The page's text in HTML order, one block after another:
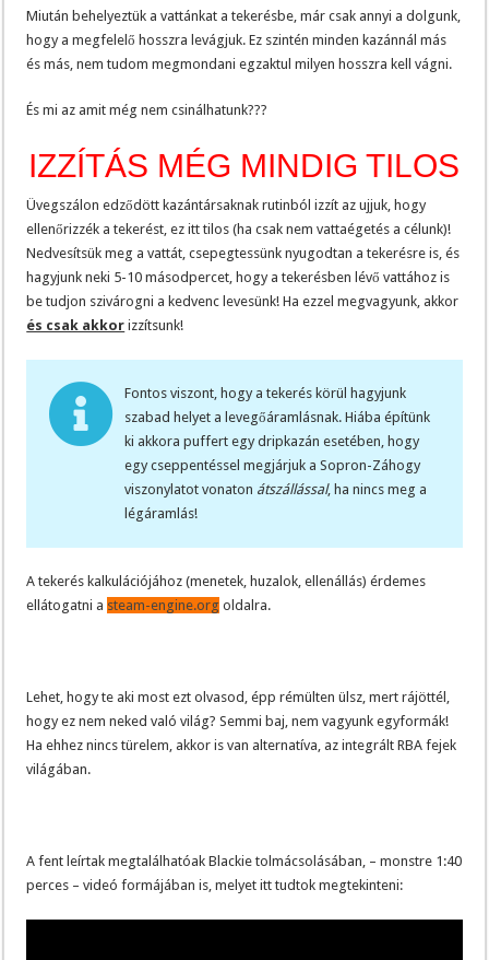
Miután behelyeztük a vattánkat a tekerésbe, már csak annyi a dolgunk,
hogy a megfelelő hosszra levágjuk. Ez szintén minden kazánnál más
és más, nem tudom megmondani egzaktul milyen hosszra kell vágni.
És mi az amit még nem csinálhatunk???
IZZÍTÁS MÉG MINDIG TILOS
Üvegszálon edződött kazántársaknak rutinból izzít az ujjuk, hogy
ellenőrizzék a tekerést, ez itt tilos (ha csak nem vattaégetés a célunk)!
Nedvesítsük meg a vattát, csepegtessünk nyugodtan a tekerésre is, és
hagyjunk neki 5-10 másodpercet, hogy a tekerésben lévő vattához is
be tudjon szivárogni a kedvenc levesünk! Ha ezzel megvagyunk, akkor
és csak akkor izzítsunk!
Fontos viszont, hogy a tekerés körül hagyjunk
szabad helyet a levegőáramlásnak. Hiába építünk
ki akkora puffert egy dripkazán esetében, hogy
egy cseppentéssel megjárjuk a Sopron-Záhogy
viszonylatot vonaton átszállással, ha nincs meg a
légáramlás!
A tekerés kalkulációjához (menetek, huzalok, ellenállás) érdemes
ellátogatni a steam-engine.org oldalra.
Lehet, hogy te aki most ezt olvasod, épp rémülten ülsz, mert rájöttél,
hogy ez nem neked való világ? Semmi baj, nem vagyunk egyformák!
Ha ehhez nincs türelem, akkor is van alternatíva, az integrált RBA fejek
világában.
A fent leírtak megtalálhatóak Blackie tolmácsolásában, – monstre 1:40
perces – videó formájában is, melyet itt tudtok megtekinteni: